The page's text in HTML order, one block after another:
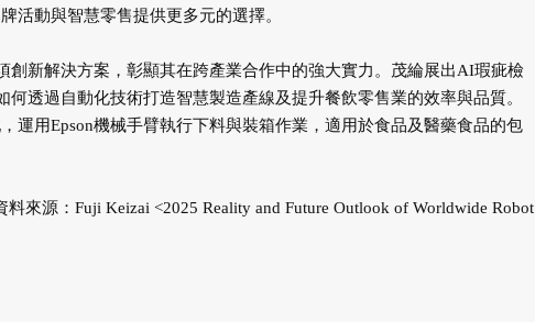
活動與智慧零售提供更多元的選擇。
創新解決方案，彰顯其在跨產業合作中的強大實力。茂綸展出AI瑕疵檢
透過自動化技術打造智慧製造產線及提升餐飲零售業的效率與品質。
運用Epson機械手臂執行下料與裝箱作業，適用於食品及醫藥食品的包
來源：Fuji Keizai <2025 Reality and Future Outlook of Worldwide Robot